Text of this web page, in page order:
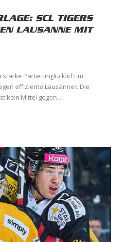
SCL TIGERS
LAUSANNE MIT
starke Partie unglücklich im
effiziente Lausanner. Die
kein Mittel gegen...